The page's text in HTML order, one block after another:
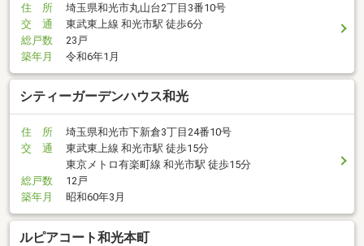
住 所
埼玉県和光市丸山台2丁目3番10号
交 通
東武東上線 和光市駅 徒歩6分
総戸数
23戸
築年月
令和6年1月
シティーガーデンハウス和光
住 所
埼玉県和光市下新倉3丁目24番10号
交 通
東武東上線 和光市駅 徒歩15分
東京メトロ有楽町線 和光市駅 徒歩15分
総戸数
12戸
築年月
昭和60年3月
ルピアコート和光本町